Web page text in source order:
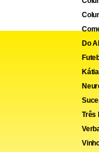
Do
Três